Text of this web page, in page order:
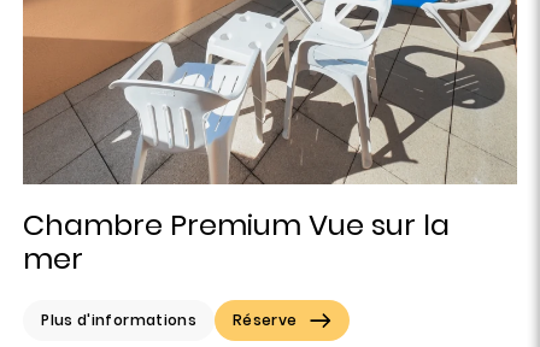
Chambre Premium Vue sur la
mer
Plus d'informations Réserve